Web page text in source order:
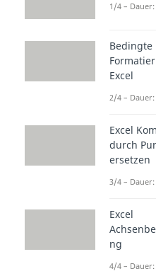
1.
1/4 – Dauer:
Bedingte
Excel
2/4 – Dauer:
Excel
durch
ersetzen
3/4 – Dauer:
Excel
ng
4/4 – Dauer: